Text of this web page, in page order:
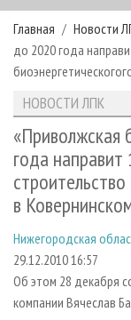
РУБРИКИ И ТЕМЫ
РУБРИКИ
ЛЕСНОЕ
ЛЕСОЗАГОТОВКА
ЛЕСОПИЛЕНИЕ
СУШКА
ДЕРЕВЯННОЕ
НОВОСТИ
КАЛЕНДАРЬ
НОВОСТИ ЛПК
НОВОСТИ
НОВОСТИ
ПРОЕКТЫ ЛПИ
АНАЛИТИКА
ПРЕДПРИЯТИЯ
ЛЕСНЫЕ
ПЕРСОНЫ
МОБИЛЬНЫЕ
ОФИЦИАЛЬНЫЕ
RUSSIAN
АРХИВ
АРХИВ
СТАТЬИ
О ЖУРНАЛЕ
ПОДПИСКА
КОНТАКТЫ
РЕКЛАМОДАТЕЛЯМ
РЕКЛАМА
РЕКЛАМА НА
Главная Новости
до 2020 года
НОВОСТИ ЛПК
«Приволжская
года
в
Нижегородская
29.12.2010 16:57
Об этом 28 декабря
компании Вячеслав